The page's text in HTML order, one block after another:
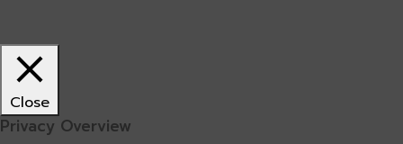
Close
Privacy Overview